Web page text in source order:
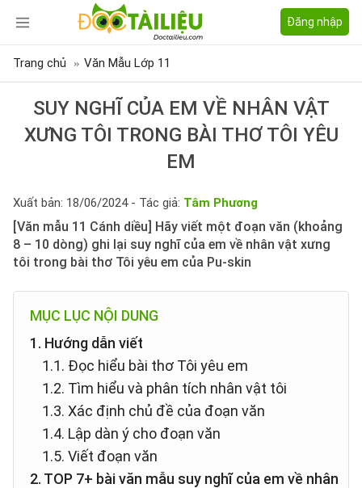
Đăng nhập
Trang chủ Văn Mẫu Lớp 11
SUY NGHĨ CỦA EM VỀ NHÂN VẬT
XƯNG TÔI TRONG BÀI THƠ TÔI YÊU
EM
Xuất bản: 18/06/2024 - Tác giả: Tâm Phương
[Văn mẫu 11 Cánh diều] Hãy viết một đoạn văn (khoảng
8 – 10 dòng) ghi lại suy nghĩ của em về nhân vật xưng
tôi trong bài thơ Tôi yêu em của Pu-skin
MỤC LỤC NỘI DUNG
1. Hướng dẫn viết
1.1. Đọc hiểu bài thơ Tôi yêu em
1.2. Tìm hiểu và phân tích nhân vật tôi
1.3. Xác định chủ đề của đoạn văn
1.4. Lập dàn ý cho đoạn văn
1.5. Viết đoạn văn
2. TOP 7+ bài văn mẫu suy nghĩ của em về nhân